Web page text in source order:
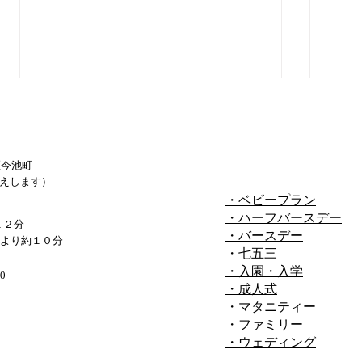
堺で七五三のロケーション撮
池町
します）
２分
約１０分
・ベビープラン
・ハーフバースデー
・バースデー
・七五三
・入園・入学
・成人式
・マタニティー
・ファミリー
・ウェディング